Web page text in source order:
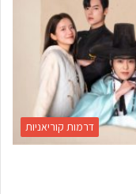
דרמות קוריאניות